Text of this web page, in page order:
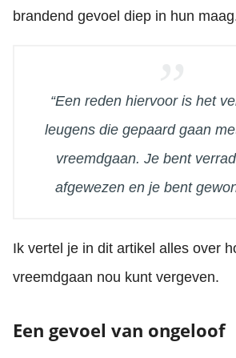
brandend gevoel diep in hun
“Een reden hiervoor is het
leugens die gepaard gaan
vreemdgaan. Je bent
afgewezen en je bent
Ik vertel je in dit artikel alles over
vreemdgaan nou kunt vergeven.
Een gevoel van ongeloof